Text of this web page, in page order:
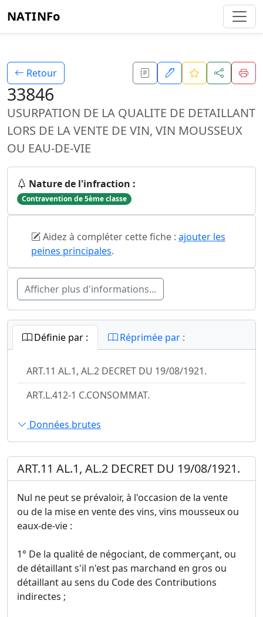
NATINFo
Retour
33846
USURPATION DE LA QUALITE DE DETAILLANT
LORS DE LA VENTE DE VIN, VIN MOUSSEUX
OU EAU-DE-VIE
Nature de l'infraction :
Contravention de 5ème classe
Aidez à compléter cette fiche : ajouter les
peines principales.
Afficher plus d'informations...
Définie par : Réprimée par :
ART.11 AL.1, AL.2 DECRET DU 19/08/1921.
ART.L.412-1 C.CONSOMMAT.
Données brutes
ART.11 AL.1, AL.2 DECRET DU 19/08/1921.
Nul ne peut se prévaloir, à l'occasion de la vente
ou de la mise en vente des vins, vins mousseux ou
eaux-de-vie :
1° De la qualité de négociant, de commerçant, ou
de détaillant s'il n'est pas marchand en gros ou
détaillant au sens du Code des Contributions
indirectes ;